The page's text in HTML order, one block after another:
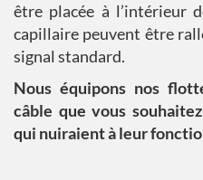
être placée à l’intérieur
capillaire peuvent être
signal standard.
Nous équipons nos
câble que vous
qui nuiraient à leur